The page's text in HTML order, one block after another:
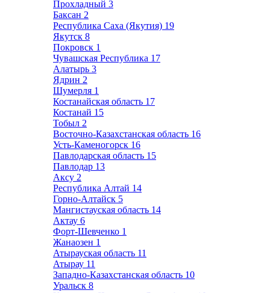
Прохладный 3
Баксан 2
Республика Саха (Якутия) 19
Якутск 8
Покровск 1
Чувашская Республика 17
Алатырь 3
Ядрин 2
Шумерля 1
Костанайская область 17
Костанай 15
Тобыл 2
Восточно-Казахстанская область 16
Усть-Каменогорск 16
Павлодарская область 15
Павлодар 13
Аксу 2
Республика Алтай 14
Горно-Алтайск 5
Мангистауская область 14
Актау 6
Форт-Шевченко 1
Жанаозен 1
Атырауская область 11
Атырау 11
Западно-Казахстанская область 10
Уральск 8